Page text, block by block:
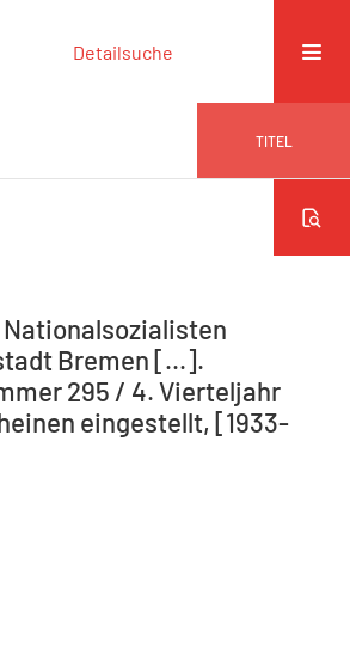
Detailsuche
TITEL
Bremen [...].
295 / 4. Vierteljahr
eingestellt, [1933-